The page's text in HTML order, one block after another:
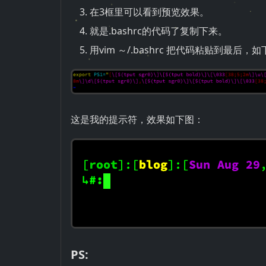
在3框里可以看到预览效果。
就是.bashrc的代码了复制下来。
用vim ～/.bashrc 把代码粘贴到最后，如
这是我的提示符，效果如下图：
PS: